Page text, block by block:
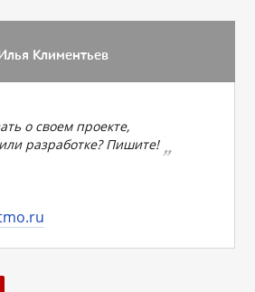
Климентьев
о своем проекте,
разработке? Пишите!